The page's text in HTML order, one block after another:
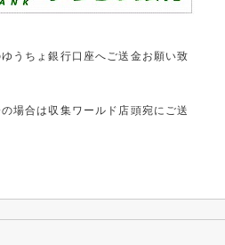
うちょ銀行口座へご送金お願い致
場合は収集ワールド店頭宛にご送